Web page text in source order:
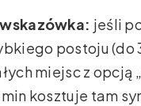
jeśli
postoju (do
miejsc z opcją
kosztuje tam